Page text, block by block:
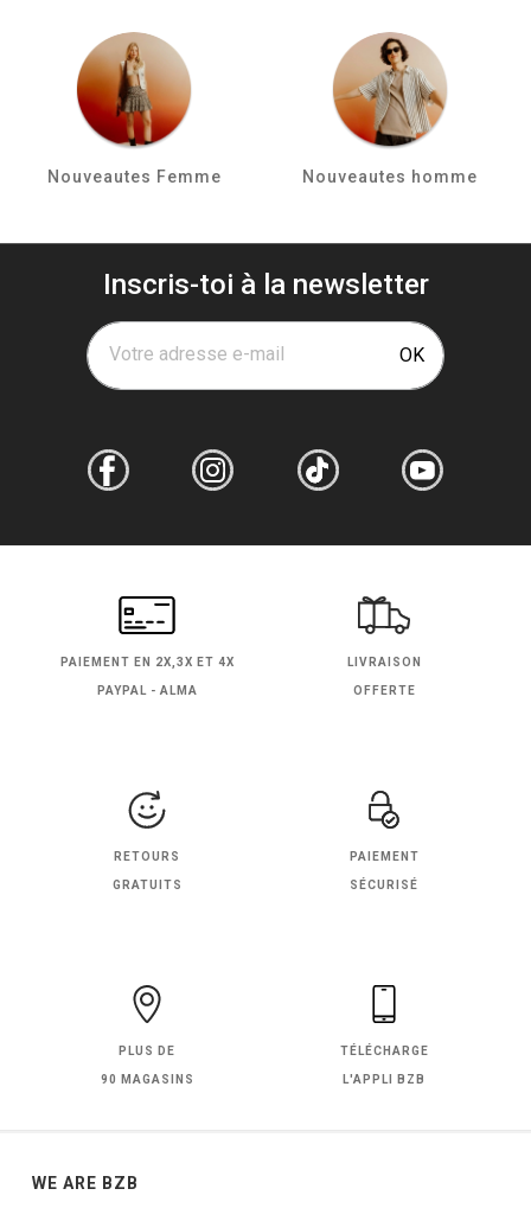
Nouveautes Femme Nouveautes homme
Inscris-toi à la newsletter
Votre adresse e-mail OK
PAIEMENT EN 2X,3X ET 4X
PAYPAL - ALMA
LIVRAISON
OFFERTE
RETOURS
GRATUITS
PAIEMENT
SÉCURISÉ
PLUS DE
90 MAGASINS
TÉLÉCHARGE
L'APPLI BZB
WE ARE BZB